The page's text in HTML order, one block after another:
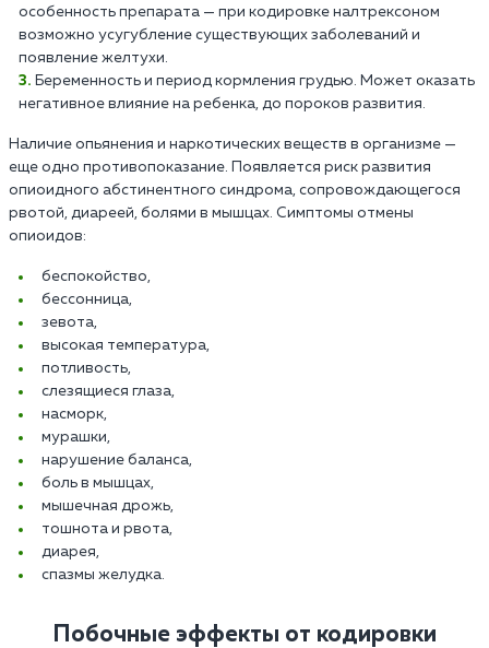
особенность препарата — при кодировке налтрексоном
возможно усугубление существующих заболеваний и
появление желтухи.
Беременность и период кормления грудью. Может оказать
негативное влияние на ребенка, до пороков развития.
Наличие опьянения и наркотических веществ в организме —
еще одно противопоказание. Появляется риск развития
опиоидного абстинентного синдрома, сопровождающегося
рвотой, диареей, болями в мышцах. Симптомы отмены
опиоидов:
беспокойство,
бессонница,
зевота,
высокая температура,
потливость,
слезящиеся глаза,
насморк,
мурашки,
нарушение баланса,
боль в мышцах,
мышечная дрожь,
тошнота и рвота,
диарея,
спазмы желудка.
Побочные эффекты от кодировки